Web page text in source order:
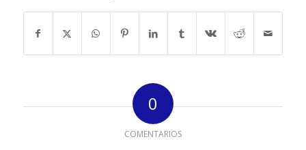
0
COMENTARIOS